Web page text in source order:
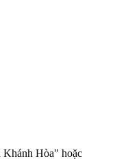
Hòa" hoặc